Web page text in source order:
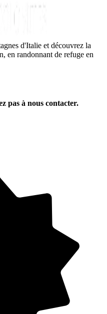
d'Italie et découvrez la
en randonnant de refuge en
pas à nous contacter.